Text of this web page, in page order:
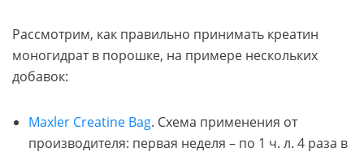
Рассмотрим, как правильно принимать креатин
моногидрат в порошке, на примере нескольких
добавок:
Maxler Creatine Bag. Схема применения от
производителя: первая неделя – по 1 ч. л. 4 раза в